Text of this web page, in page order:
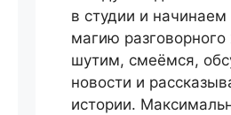
в студии и начинаем
магию
шутим, смеёмся,
новости и
истории.